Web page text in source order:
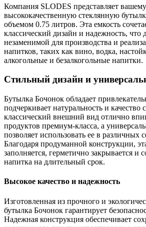
Компания SLODES представляет
высококачественную стеклянную
объемом 0.75 литров. Эта емкость
классический дизайн и надежность, что
незаменимой для производства и
напитков, таких как вино, водка,
алкогольные и безалкогольные напитки.
Стильный дизайн и
Бутылка Бочонок обладает
подчеркивает натуральность и
классический внешний вид отлично
продуктов премиум-класса, а
позволяет использовать ее в различных
Благодаря продуманной конструкции,
заполняется, герметично закрывается и
напитка на длительный срок.
Высокое качество и надежность
Изготовленная из прочного и
бутылка Бочонок гарантирует
Надежная конструкция обеспечивает